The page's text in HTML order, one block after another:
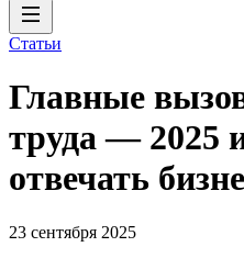
Статьи
Главные
труда — 2025
отвечать
23 сентября 2025